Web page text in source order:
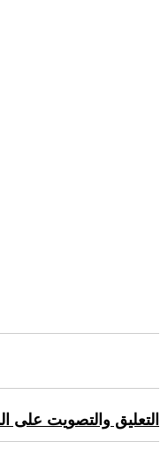
التعليق والتصويت على